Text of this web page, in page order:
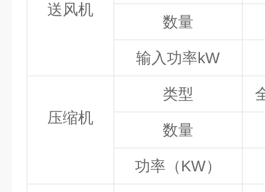
送风机
数量
输入功率kW
压缩机
类型
数量
功率（KW）